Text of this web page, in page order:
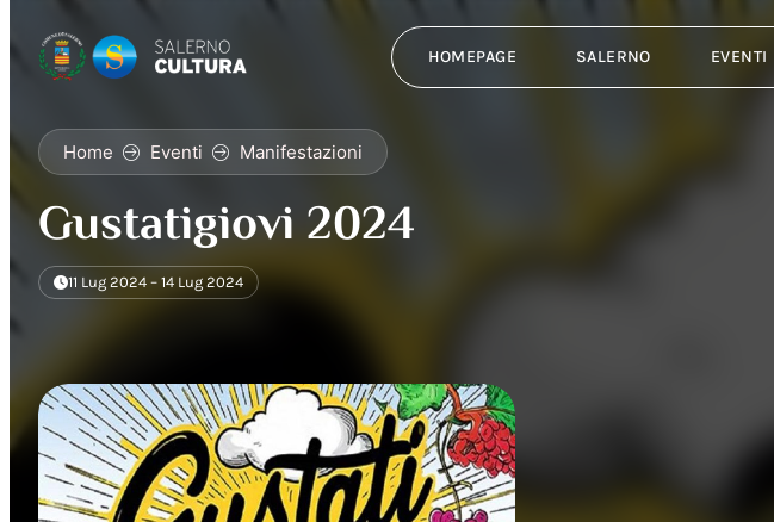
HOMEPAGE SALERNO EVENTI
Home Eventi Manifestazioni
Gustatigiovi 2024
11 Lug 2024 – 14 Lug 2024